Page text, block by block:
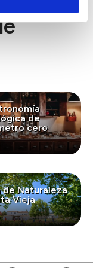
de
cero
de Naturaleza
Vieja